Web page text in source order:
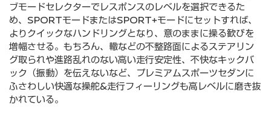
ブモードセレクターでレスポンスのレベルを選択できるた
め、SPORTモードまたはSPORT+モードにセットすれば、
よりクイックなハンドリングとなり、意のままに操る歓びを
増幅させる。もちろん、轍などの不整路⾯によるステアリン
グ取られや進路乱れのない⾼い⾛⾏安定性、不快なキックバ
ック（振動）を伝えないなど、プレミアムスポーツセダンに
ふさわしい快適な操舵&⾛⾏フィーリングも⾼レベルに磨き抜
かれている。